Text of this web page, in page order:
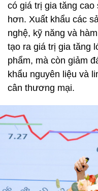
có giá trị gia tăng
hơn. Xuất khẩu các
nghệ, kỹ năng và
tạo ra giá trị gia tăng
phẩm, mà còn giảm
khẩu nguyên liệu và
cân thương mại.